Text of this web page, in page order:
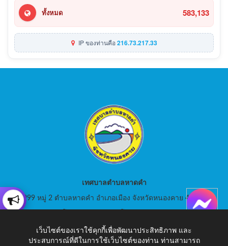
ทั้งหมด 583,133
IP ของท่านคือ216.73.217.33
เทศบาลตำบลหาดคำ
999 หมู่ 2 ตำบลหาดคำ อำเภอเมือง จังหวัดหนองคาย 43000
E-Mail: saraban_05430105@dla.go.th
เว็บไซต์ของเราใช้คุกกี้เพื่อพัฒนาประสิทธิภาพ และ
ประสบการณ์ที่ดีในการใช้เว็บไซต์ของท่าน ท่านสามารถ